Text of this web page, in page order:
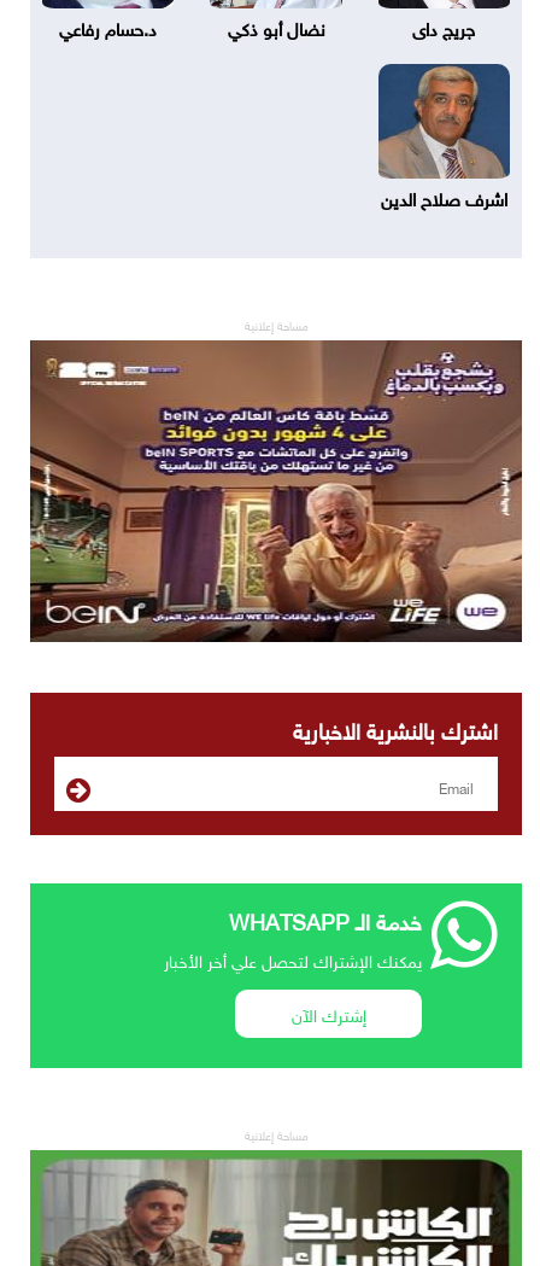
جريج داى نضال أبو ذكي د.حسام رفاعي
اشرف صلاح الدين
مساحة إعلانية
اشترك بالنشرية الاخبارية
خدمة الـ WHATSAPP
يمكنك الإشتراك لتحصل علي أخر الأخبار
إشترك الآن
مساحة إعلانية